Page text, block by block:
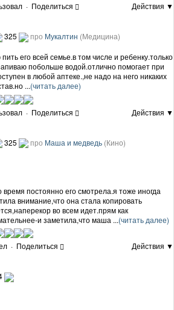
· Поделиться
Действия ▼
325 про Мукалтин (Медицина)
его всей семье.в том числе и ребенку.только
побольше водой.отлично помогает при
в любой аптеке.,не надо на него никаких
...(читать далее)
· Поделиться
Действия ▼
325 про Маша и медведь (Кино)
время постоянно его смотрела.я тоже иногда
внимание,что она стала копировать
во всем идет.прям как
и заметила,что маша ...(читать далее)
· Поделиться
Действия ▼